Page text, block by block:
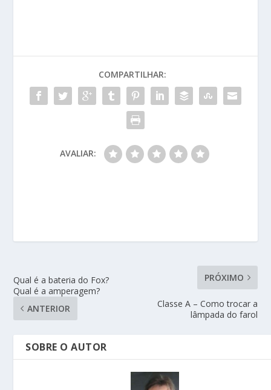
COMPARTILHAR:
AVALIAR:
Qual é a bateria do Fox?
Qual é a amperagem?
ANTERIOR
PRÓXIMO
Classe A – Como trocar a
lâmpada do farol
SOBRE O AUTOR